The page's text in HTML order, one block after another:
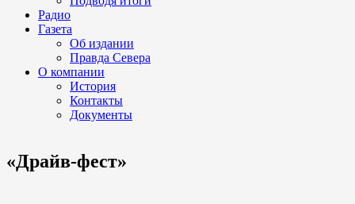
Радио
Газета
Об издании
Правда Севера
О компании
История
Контакты
Документы
«Драйв-фест»